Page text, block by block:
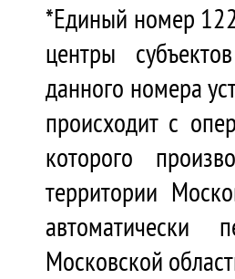
*Единый номер
центры
данного номера
происходит с
которого
территории
автоматически
Московской